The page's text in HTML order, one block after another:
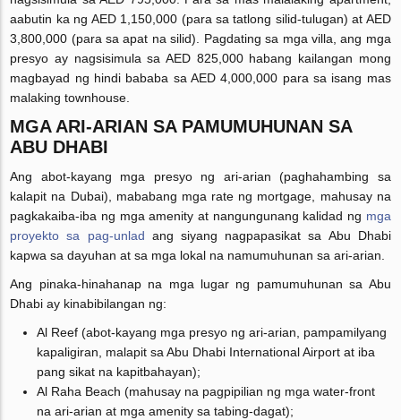
aabutin ka ng AED 1,150,000 (para sa tatlong silid-tulugan) at AED
3,800,000 (para sa apat na silid). Pagdating sa mga villa, ang mga
presyo ay nagsisimula sa AED 825,000 habang kailangan mong
magbayad ng hindi bababa sa AED 4,000,000 para sa isang mas
malaking townhouse.
MGA ARI-ARIAN SA PAMUMUHUNAN SA
ABU DHABI
Ang abot-kayang mga presyo ng ari-arian (paghahambing sa
kalapit na Dubai), mababang mga rate ng mortgage, mahusay na
pagkakaiba-iba ng mga amenity at nangungunang kalidad ng mga
proyekto sa pag-unlad ang siyang nagpapasikat sa Abu Dhabi
kapwa sa dayuhan at sa mga lokal na namumuhunan sa ari-arian.
Ang pinaka-hinahanap na mga lugar ng pamumuhunan sa Abu
Dhabi ay kinabibilangan ng:
Al Reef (abot-kayang mga presyo ng ari-arian, pampamilyang
kapaligiran, malapit sa Abu Dhabi International Airport at iba
pang sikat na kapitbahayan);
Al Raha Beach (mahusay na pagpipilian ng mga water-front
na ari-arian at mga amenity sa tabing-dagat);